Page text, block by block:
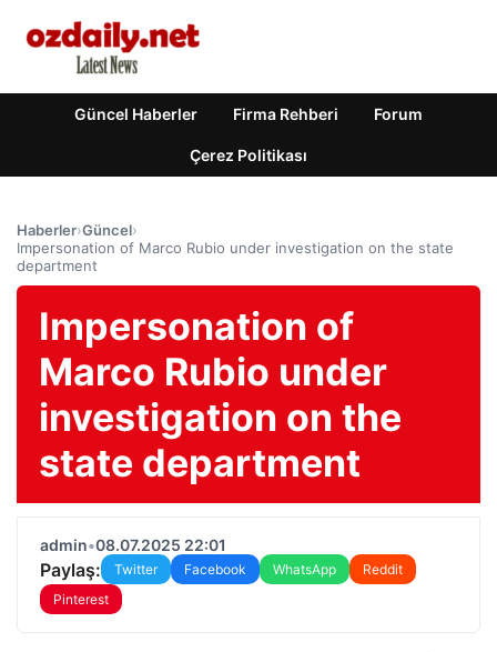
Güncel Haberler Firma Rehberi Forum
Çerez Politikası
Haberler›Güncel›
Impersonation of Marco Rubio under investigation on the state
department
Impersonation of
Marco Rubio under
investigation on the
state department
admin•08.07.2025 22:01
Paylaş: Twitter Facebook WhatsApp
Reddit
Pinterest